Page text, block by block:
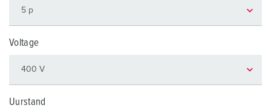
Voltage
Uurstand